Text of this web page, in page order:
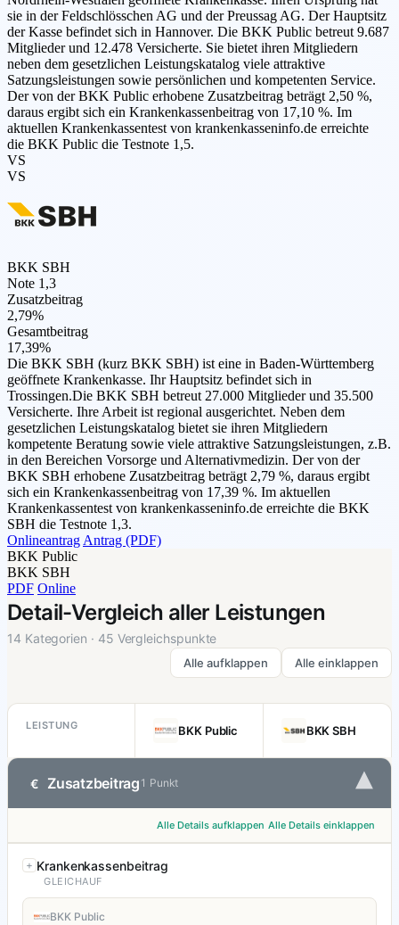
sie in der Feldschlösschen AG und der Preussag AG. Der Hauptsitz
der Kasse befindet sich in Hannover. Die BKK Public betreut 9.687
Mitglieder und 12.478 Versicherte. Sie bietet ihren Mitgliedern
neben dem gesetzlichen Leistungskatalog viele attraktive
Satzungsleistungen sowie persönlichen und kompetenten Service.
Der von der BKK Public erhobene Zusatzbeitrag beträgt 2,50 %,
daraus ergibt sich ein Krankenkassenbeitrag von 17,10 %. Im
aktuellen Krankenkassentest von krankenkasseninfo.de erreichte
die BKK Public die Testnote 1,5.
VS
VS
BKK SBH
Note 1,3
Zusatzbeitrag
2,79%
Gesamtbeitrag
17,39%
Die BKK SBH (kurz BKK SBH) ist eine in Baden-Württemberg
geöffnete Krankenkasse. Ihr Hauptsitz befindet sich in
Trossingen.Die BKK SBH betreut 27.000 Mitglieder und 35.500
Versicherte. Ihre Arbeit ist regional ausgerichtet. Neben dem
gesetzlichen Leistungskatalog bietet sie ihren Mitgliedern
kompetente Beratung sowie viele attraktive Satzungsleistungen, z.B.
in den Bereichen Vorsorge und Alternativmedizin. Der von der
BKK SBH erhobene Zusatzbeitrag beträgt 2,79 %, daraus ergibt
sich ein Krankenkassenbeitrag von 17,39 %. Im aktuellen
Krankenkassentest von krankenkasseninfo.de erreichte die BKK
SBH die Testnote 1,3.
Onlineantrag Antrag (PDF)
BKK Public
BKK SBH
PDF Online
Detail-Vergleich aller Leistungen
14 Kategorien · 45 Vergleichspunkte
Alle aufklappen Alle einklappen
LEISTUNG BKK Public BKK SBH
€ Zusatzbeitrag 1 Punkt ▾
Alle Details aufklappen Alle Details einklappen
Krankenkassenbeitrag
GLEICHAUF
BKK Public